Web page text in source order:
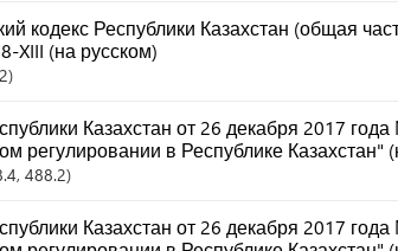
кодекс Республики Казахстан (общая
XIII (на русском)
Казахстан от 26 декабря 2017
регулировании в Республике Казахстан"
, 488.2
Казахстан от 26 декабря 2017